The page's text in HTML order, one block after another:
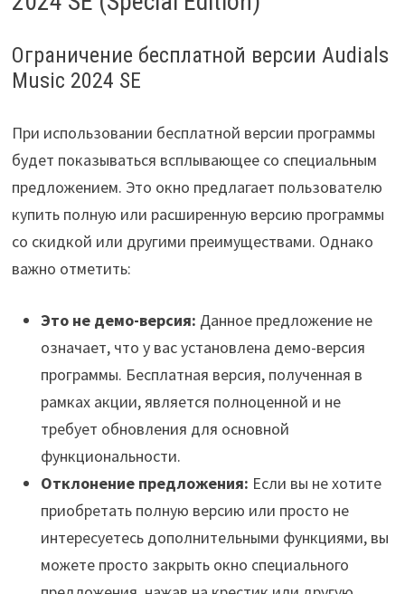
Ограничение бесплатной версии Audials
Music 2024 SE
При использовании бесплатной версии программы
будет показываться всплывающее со специальным
предложением. Это окно предлагает пользователю
купить полную или расширенную версию программы
со скидкой или другими преимуществами. Однако
важно отметить:
Это не демо-версия: Данное предложение не
означает, что у вас установлена демо-версия
программы. Бесплатная версия, полученная в
рамках акции, является полноценной и не
требует обновления для основной
функциональности.
Отклонение предложения: Если вы не хотите
приобретать полную версию или просто не
интересуетесь дополнительными функциями, вы
можете просто закрыть окно специального